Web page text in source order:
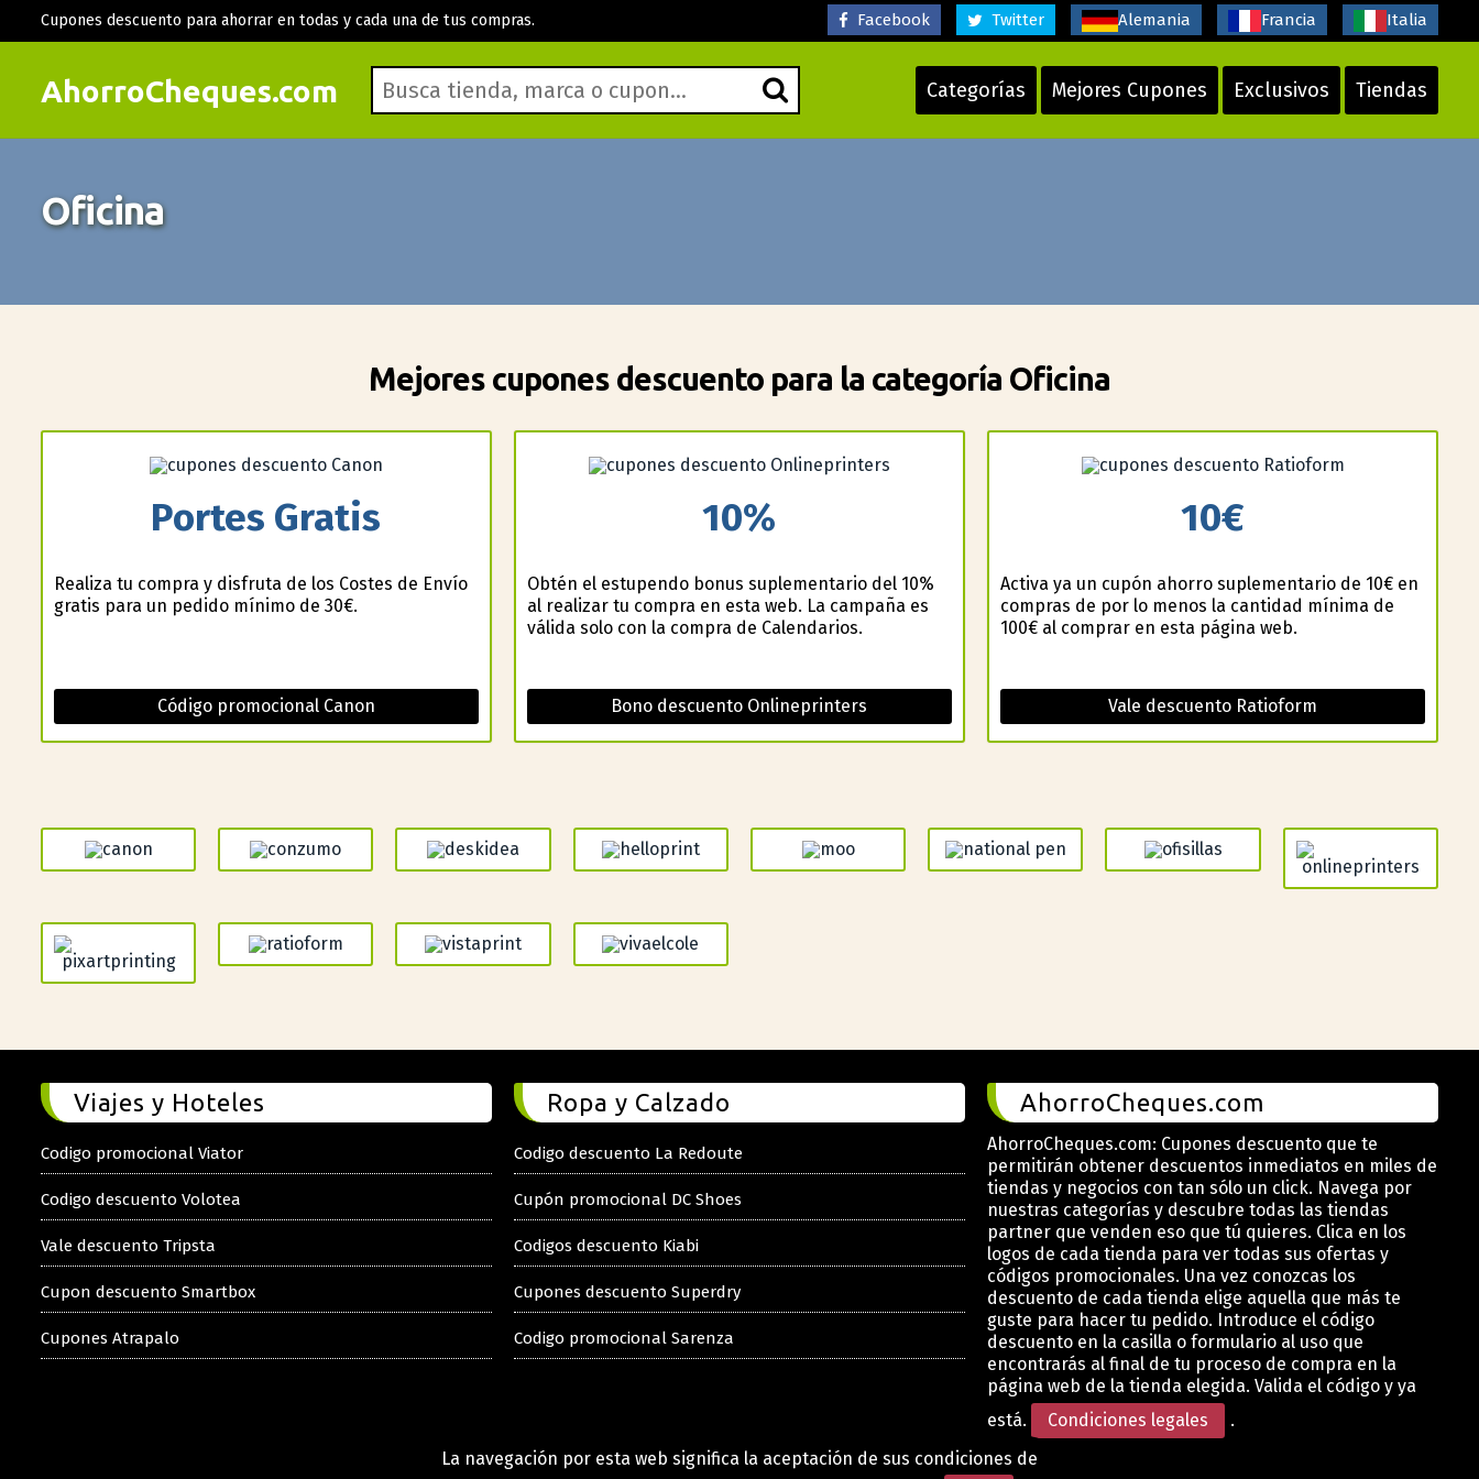
AhorroCheques.com Categorías Mejores Cupones Exclusivos Tiendas
Cupones descuento para ahorrar en todas y cada una de tus compras. Facebook Twitter Alemania Francia Italia
Oficina
Mejores cupones descuento para la categoría Oficina
Portes Gratis
Realiza tu compra y disfruta de los Costes de Envío
gratis para un pedido mínimo de 30€.
Código promocional Canon
10%
Obtén el estupendo bonus suplementario del 10%
al realizar tu compra en esta web. La campaña es
válida solo con la compra de Calendarios.
Bono descuento Onlineprinters
10€
Activa ya un cupón ahorro suplementario de 10€ en
compras de por lo menos la cantidad mínima de
100€ al comprar en esta página web.
Vale descuento Ratioform
Viajes y Hoteles
Codigo promocional Viator
Codigo descuento Volotea
Vale descuento Tripsta
Cupon descuento Smartbox
Cupones Atrapalo
Ropa y Calzado
Codigo descuento La Redoute
Cupón promocional DC Shoes
Codigos descuento Kiabi
Cupones descuento Superdry
Codigo promocional Sarenza
AhorroCheques.com
AhorroCheques.com: Cupones descuento que te
permitirán obtener descuentos inmediatos en miles de
tiendas y negocios con tan sólo un click. Navega por
nuestras categorías y descubre todas las tiendas
partner que venden eso que tú quieres. Clica en los
logos de cada tienda para ver todas sus ofertas y
códigos promocionales. Una vez conozcas los
descuento de cada tienda elige aquella que más te
guste para hacer tu pedido. Introduce el código
descuento en la casilla o formulario al uso que
encontrarás al final de tu proceso de compra en la
página web de la tienda elegida. Valida el código y ya
está.
Condiciones legales
.
La navegación por esta web significa la aceptación de sus condiciones de